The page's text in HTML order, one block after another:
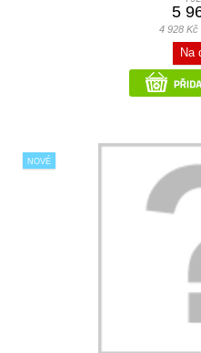
5
4 928 Kč
Na
NOVÉ